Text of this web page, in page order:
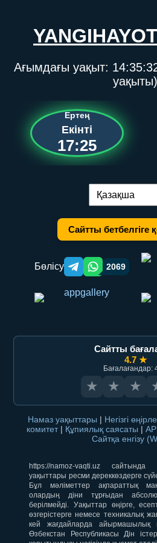
Ағымдағы уақыт:
уақыты)
Ертең
Екінті
17:25
Тілді ауыстыру:
Сайтты бетбелгіге
Бөлісу Telegram orqali ulashish
WhatsApp orqali
2069
Сайтты
4.7 ★
Бағалағандар:
★ ★ ★
Намаз уақыттары | Негізгі
комитет | Құпиялық саясаты |
Сайтқа енгізу
https://namoz-vaqti.uz
уақыттары ресми дереккөздерге
Бұл мәліметтер ақпараттық
олардың діни тұрғыдан
берілмейді. Уақыттар өңірге,
өзгерістерге немесе техникалық
кей жағдайларда айырмашылық
Өзбекстан Республикасы Дін